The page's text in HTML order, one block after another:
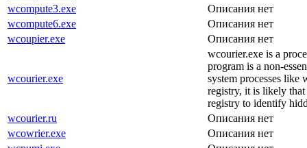
wcompute3.exe
Описания нет
wcompute6.exe
Описания нет
wcoupier.exe
Описания нет
wcourier.exe
wcourier.exe is a
program is a non-
system processes like
registry, it is likely
registry to identify
wcourier.ru
Описания нет
wcowrier.exe
Описания нет